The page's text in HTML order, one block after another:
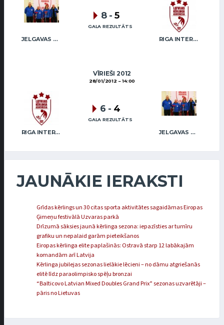
JELGAVAS KĒRLINGA KLUBS / BĀRZDAINIS RIGA INTERNATIONAL CURLING CLUB / GRAY
8 - 5
GALA REZULTĀTS
VĪRIEŠI 2012
28/01/2012 14:00
RIGA INTERNATIONAL CURLING CLUB / GRAY JELGAVAS KĒRLINGA KLUBS / BĀRZDAINIS
6 - 4
GALA REZULTĀTS
JAUNĀKIE IERAKSTI
Grīdas kērlings un 30 citas sporta aktivitātes sagaidāmas Eiropas
Ģimeņu festivālā Uzvaras parkā
Drīzumā sāksies jaunā kērlinga sezona: iepazīsties ar turnīru
grafiku un nepalaid garām pieteikšanos
Eiropas kērlinga elite paplašinās: Ostravā starp 12 labākajām
komandām arī Latvija
Kērlinga jubilejas sezonas lielākie lēcieni – no dāmu atgriešanās
elitē līdz paraolimpisko spēļu bronzai
“Balticovo Latvian Mixed Doubles Grand Prix” sezonas uzvarētāji –
pāris no Lietuvas